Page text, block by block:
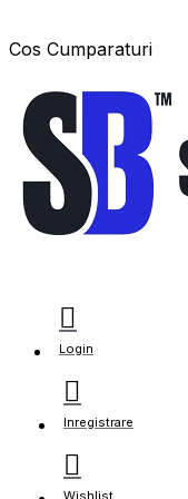
Cos Cumparaturi
Login
Inregistrare
Wishlist